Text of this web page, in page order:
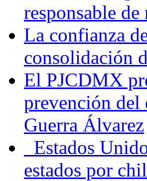
responsable
La confianza
consolidación
El PJCDMX
prevención del
Guerra Álvarez
Estados
estados por